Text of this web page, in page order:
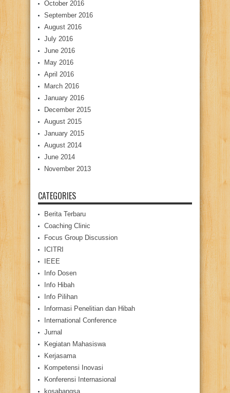
October 2016
September 2016
August 2016
July 2016
June 2016
May 2016
April 2016
March 2016
January 2016
December 2015
August 2015
January 2015
August 2014
June 2014
November 2013
CATEGORIES
Berita Terbaru
Coaching Clinic
Focus Group Discussion
ICITRI
IEEE
Info Dosen
Info Hibah
Info Pilihan
Informasi Penelitian dan Hibah
International Conference
Jurnal
Kegiatan Mahasiswa
Kerjasama
Kompetensi Inovasi
Konferensi Internasional
kosabangsa